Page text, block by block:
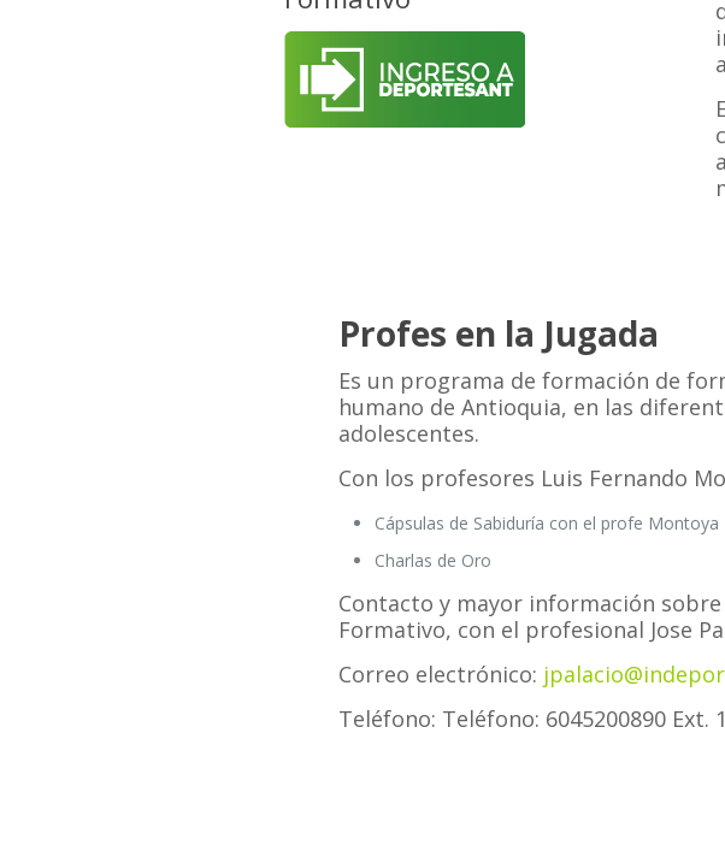
Profes en la Jugada
Es un programa de formación de
humano de Antioquia, en las
adolescentes.
Con los profesores Luis Fernando
Cápsulas de Sabiduría con el profe Montoya
Charlas de Oro
Contacto y mayor información
Formativo, con el profesional Jose
Correo electrónico:
Teléfono: Teléfono: 6045200890 Ext.